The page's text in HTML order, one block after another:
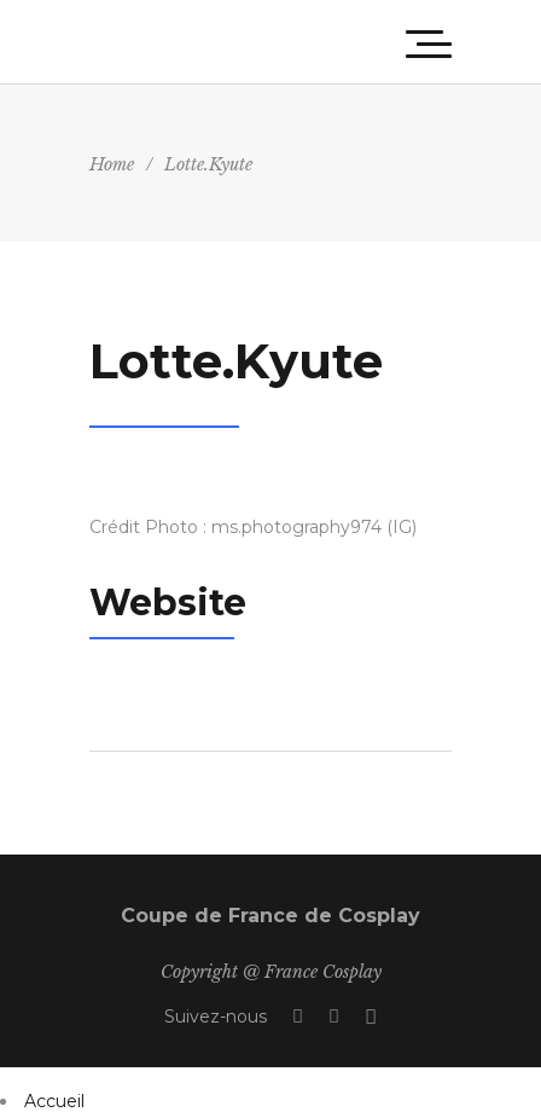
Home / Lotte.Kyute
Lotte.Kyute
Crédit Photo : ms.photography974 (IG)
Website
Coupe de France de Cosplay
Copyright @ France Cosplay
Suivez-nous
Accueil